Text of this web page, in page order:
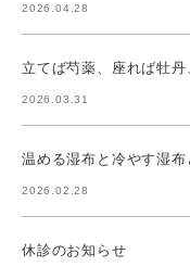
2026.04.28
立てば芍薬、座れば牡
2026.03.31
温める湿布と冷やす湿
2026.02.28
休診のお知らせ